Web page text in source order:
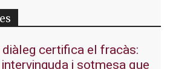
diàleg certifica el fracàs:
i sotmesa que